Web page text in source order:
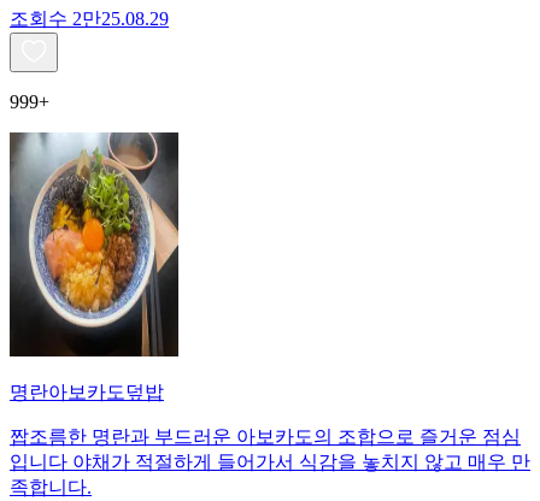
조회수 2만25.08.29
999+
명란아보카도덮밥
짭조름한 명란과 부드러운 아보카도의 조합으로 즐거운 점심
입니다 야채가 적절하게 들어가서 식감을 놓치지 않고 매우 만
족합니다.